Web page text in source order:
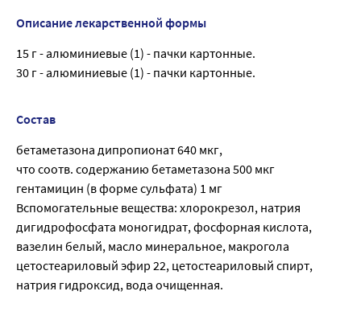
Описание лекарственной формы
15 г - алюминиевые (1) - пачки картонные.
30 г - алюминиевые (1) - пачки картонные.
Состав
бетаметазона дипропионат 640 мкг,
что соотв. содержанию бетаметазона 500 мкг
гентамицин (в форме сульфата) 1 мг
Вспомогательные вещества: хлорокрезол, натрия
дигидрофосфата моногидрат, фосфорная кислота,
вазелин белый, масло минеральное, макрогола
цетостеариловый эфир 22, цетостеариловый спирт,
натрия гидроксид, вода очищенная.